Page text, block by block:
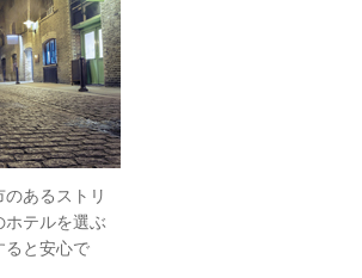
あるストリ
テルを選ぶ
ると安心で